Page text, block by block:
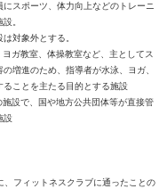
スポーツ、体力向上などのトレーニ
。
対象外とする。
ガ教室、体操教室など、主としてス
増進のため、指導者が水泳、ヨガ、
ることを主たる目的とする施設
設で、国や地方公共団体等が直接管
設
、フィットネスクラブに通ったことの